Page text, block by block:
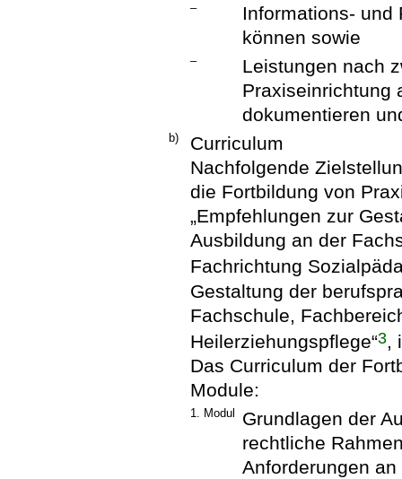
–
Informations- und
können sowie
–
Leistungen nach
Praxiseinrichtung
dokumentieren
b)
Curriculum
Nachfolgende
die Fortbildung von
„Empfehlungen zur
Ausbildung an der
Fachrichtung
Gestaltung der
Fachschule,
Heilerziehungspflege“3,
Das Curriculum der
Module:
1. Modul
Grundlagen der
rechtliche
Anforderungen